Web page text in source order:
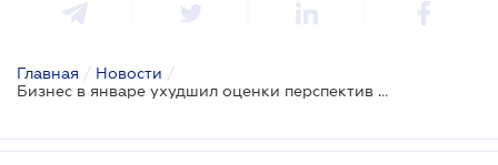
Главная / Новости /
Бизнес в январе ухудшил оценки перспектив своей деятельности